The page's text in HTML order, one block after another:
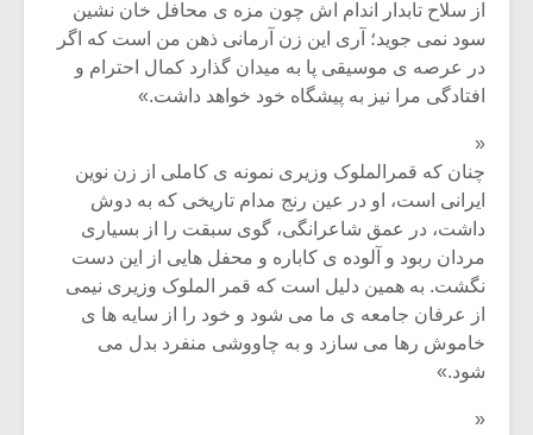
از سلاح تابدار اندام اش چون مزه ی محافل خان نشین
سود نمی جوید؛ آری این زن آرمانی ذهن من است که اگر
در عرصه ی موسیقی پا به میدان گذارد کمال احترام و
افتادگی مرا نیز به پیشگاه خود خواهد داشت.»
«
چنان که قمرالملوک وزیری نمونه ی کاملی از زن نوین
ایرانی است، او در عین رنج مدام تاریخی که به دوش
داشت، در عمق شاعرانگی، گوی سبقت را از بسیاری
مردان ربود و آلوده ی کاباره و محفل هایی از این دست
نگشت. به همین دلیل است که قمر الملوک وزیری نیمی
از عرفان جامعه ی ما می شود و خود را از سایه ها ی
خاموش رها می سازد و به چاووشی منفرد بدل می
شود.»
«